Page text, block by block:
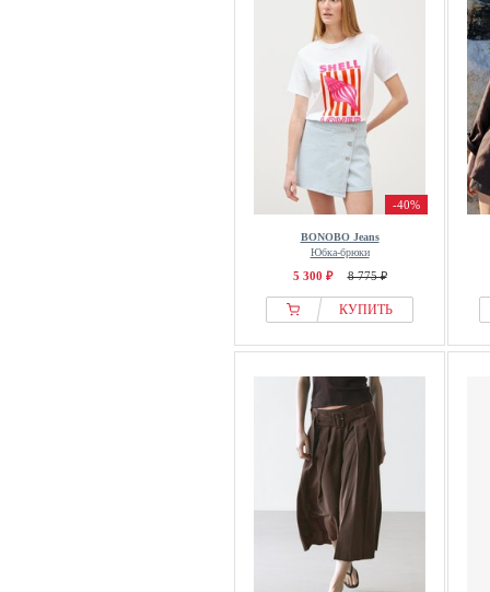
-40%
BONOBO Jeans
Юбка-брюки
5 300 ₽ 8 775 ₽
КУПИТЬ